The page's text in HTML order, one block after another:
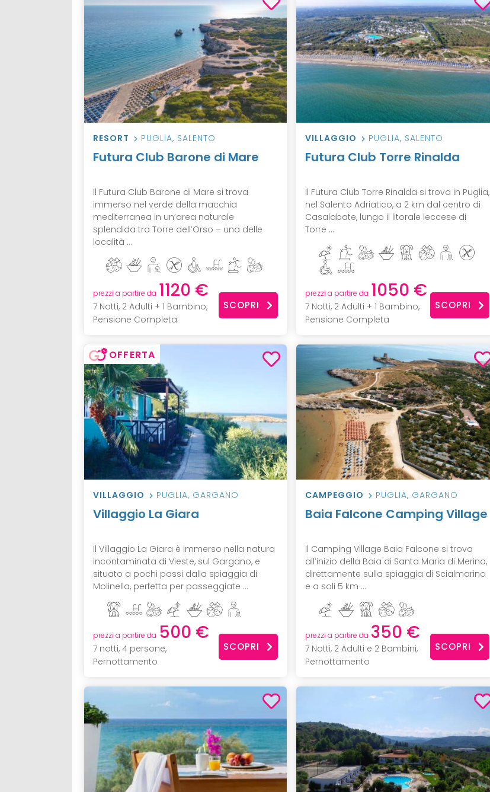
RESORT PUGLIA, SALENTO
Futura Club Barone di Mare
Il Futura Club Barone di Mare si trova
immerso nel verde della macchia
mediterranea in un’area naturale
splendida tra Torre dell’Orso – una delle
località ...
prezzi a partire da 1120 €
7 Notti, 2 Adulti + 1 Bambino,
Pensione Completa
SCOPRI
VILLAGGIO PUGLIA, SALENTO
Futura Club Torre Rinalda
Il Futura Club Torre Rinalda si trova in Puglia,
nel Salento Adriatico, a 2 km dal centro di
Casalabate, lungo il litorale leccese di
Torre ...
prezzi a partire da 1050 €
7 Notti, 2 Adulti + 1 Bambino,
Pensione Completa
SCOPRI
OFFERTA
VILLAGGIO PUGLIA, GARGANO
Villaggio La Giara
Il Villaggio La Giara è immerso nella natura
incontaminata di Vieste, sul Gargano, e
situato a pochi passi dalla spiaggia di
Molinella, perfetta per passeggiate ...
prezzi a partire da 500 €
7 notti, 4 persone,
Pernottamento
SCOPRI
CAMPEGGIO PUGLIA, GARGANO
Baia Falcone Camping Village
Il Camping Village Baia Falcone si trova
all’inizio della Baia di Santa Maria di Merino,
direttamente sulla spiaggia di Scialmarino
e a soli 5 km ...
prezzi a partire da 350 €
7 Notti, 2 Adulti e 2 Bambini,
Pernottamento
SCOPRI